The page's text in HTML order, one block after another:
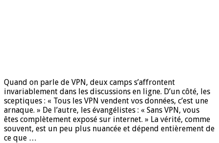
Quand on parle de VPN, deux camps s’affrontent
invariablement dans les discussions en ligne. D’un côté, les
sceptiques : « Tous les VPN vendent vos données, c’est une
arnaque. » De l’autre, les évangélistes : « Sans VPN, vous
êtes complètement exposé sur internet. » La vérité, comme
souvent, est un peu plus nuancée et dépend entièrement de
ce que …